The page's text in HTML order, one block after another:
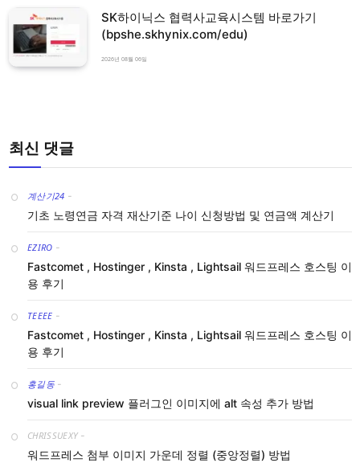
SK하이닉스 협력사교육시스템 바로가기
(bpshe.skhynix.com/edu)
2026년 08월 06일
최신 댓글
계산기24 -
기초 노령연금 자격 재산기준 나이 신청방법 및 연금액 계산기
EZIRO -
Fastcomet , Hostinger , Kinsta , Lightsail 워드프레스 호스팅 이
용 후기
TEEEE -
Fastcomet , Hostinger , Kinsta , Lightsail 워드프레스 호스팅 이
용 후기
홍길동 -
visual link preview 플러그인 이미지에 alt 속성 추가 방법
CHRISSUEXY -
워드프레스 첨부 이미지 가운데 정렬 (중앙정렬) 방법